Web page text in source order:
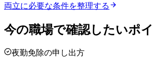
両立に必要な条件を整理する
今の職場で確認したいポ
夜勤免除の申し出方